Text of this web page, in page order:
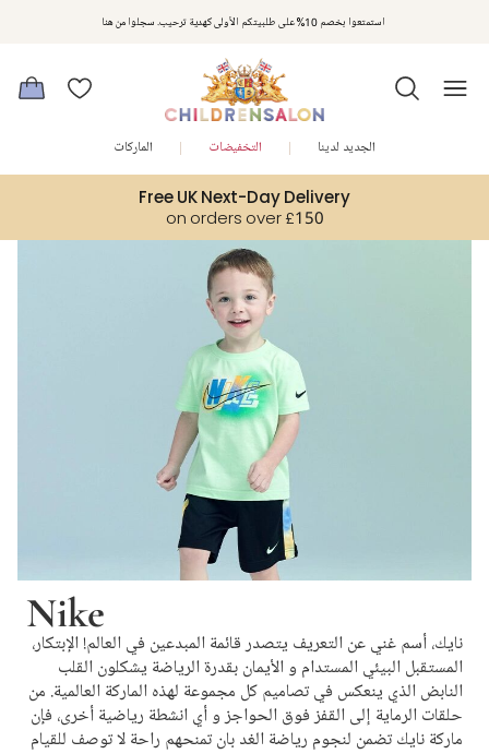
استمتعوا بخصم 10% على طلبيتكم الأولى كهدية ترحيب. سجلوا من هنا
مكافآت تشلدرن صالون | اجمعوا النقاط مع كل عملية شراء لتحصلوا على هدايا حصرية وعروض مصممة خصيصا لتلبي
متطلباتكم
Free UK Next-Day Delivery
on orders over £150
الجديد لدينا التخفيضات الماركات
Nike
نايك، أسم غني عن التعريف يتصدر قائمة المبدعين في العالم! الإبتكار،
المستقبل البيئي المستدام و الأيمان بقدرة الرياضة يشكلون القلب
النابض الذي ينعكس في تصاميم كل مجموعة لهذه الماركة العالمية. من
حلقات الرماية إلى القفز فوق الحواجز و أي انشطة رياضية أخرى، فإن
ماركة نايك تضمن لنجوم رياضة الغد بان تمنحهم راحة لا توصف للقيام